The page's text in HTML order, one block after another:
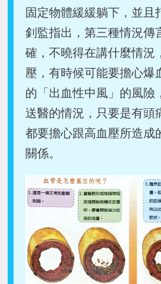
固定物體緩緩躺下，並且
釗監指出，第三種情況傳
確，不曉得在講什麼情況
壓，有時候可能要擔心爆
的「出血性中風」的風險
送醫的情況，只要是有頭
都要擔心跟高血壓所造成
關係。